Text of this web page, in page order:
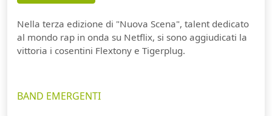
Nella terza edizione di "Nuova Scena", talent dedicato
al mondo rap in onda su Netflix, si sono aggiudicati la
vittoria i cosentini Flextony e Tigerplug.
BAND EMERGENTI